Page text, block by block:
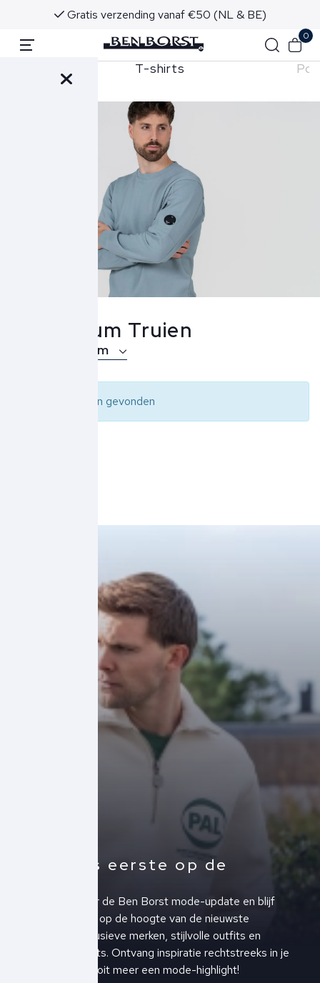
Gratis verzending vanaf €50 (NL & BE)
0
T-shirts
Ma.Strum Truien
Over Ma.Strum
Geen resultaten gevonden
Altijd als eerste op de
Schrijf je in voor de Ben Borst mode-update en blijf
altijd als eerste op de hoogte van de nieuwste
collecties, exclusieve merken, stijlvolle outfits en
upcoming events. Ontvang inspiratie rechtstreeks in je
inbox en mis nooit meer een mode-highlight!